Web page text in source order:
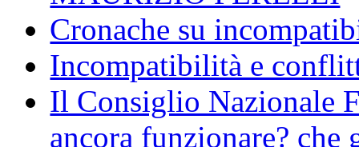
Cronache su
Incompatibilità e
Il Consiglio Nazionale
ancora funzionare? che